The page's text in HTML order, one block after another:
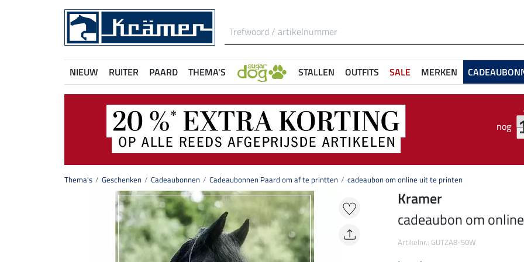
NIEUW RUITER PAARD THEMA'S STALLEN OUTFITS SALE MERKEN
nog
Thema's Geschenken Cadeaubonnen Cadeaubonnen Paard om af te printten cadeaubon om online uit te printen
Kramer
cadeaubon om
Artikelnr.: GUTZA8-50W